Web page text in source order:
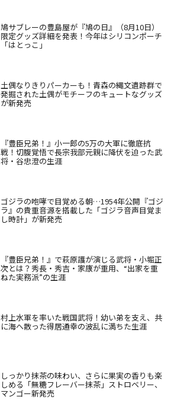
鳩サブレーの豊島屋が『鳩の日』（8月10日）
限定グッズ詳細を発表！今年はシリコンポーチ
「はとっこ」
土偶なりきりパーカーも！青森の縄文遺跡群で
発掘された土偶がモチーフのキュートなグッズ
が新発売
『豊臣兄弟！』小一郎の5万の大軍に徹底抗
戦！切腹覚悟で長宗我部元親に降伏を迫った武
将・谷忠澄の生涯
ゴジラの咆哮で目覚める朝…1954年公開『ゴジ
ラ』の貴重音源を搭載した「ゴジラ音声目覚ま
し時計」が新発売
『豊臣兄弟！』で萩原護が演じる武将・小堀正
次とは？秀長・秀吉・家康が重用、“出家を重
ねた実務派”の生涯
村上水軍を率いた戦国武将！幼い弟を支え、共
に海へ散った得居通幸の波乱に満ちた生涯
しっかり抹茶の味わい、さらに果実の香りも楽
しめる「無糖フレーバー抹茶」ストロベリー、
マンゴー新発売